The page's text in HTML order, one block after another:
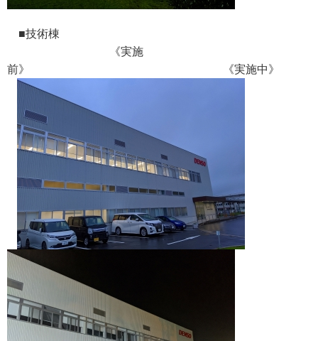
■技術棟
《実施
前》 《実施中》